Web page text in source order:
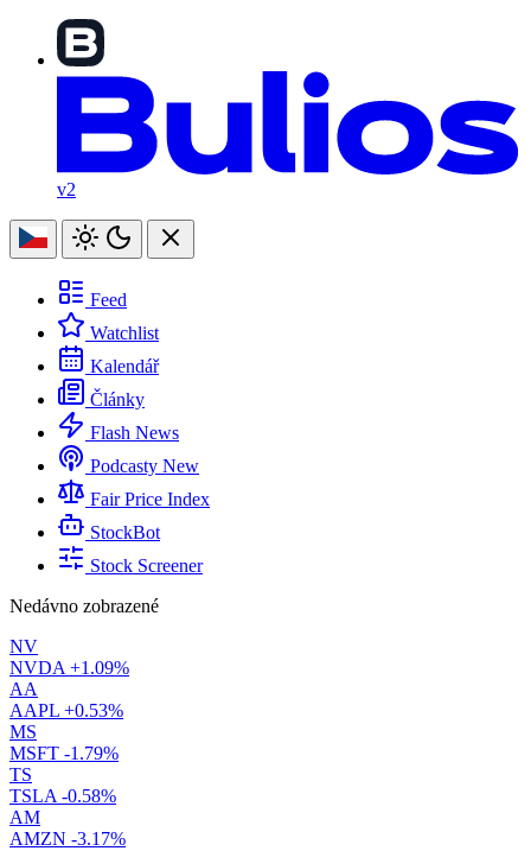
v2
Feed
Watchlist
Kalendář
Články
Flash News
Podcasty New
Fair Price Index
StockBot
Stock Screener
Nedávno zobrazené
NV
NVDA +1.09%
AA
AAPL +0.53%
MS
MSFT -1.79%
TS
TSLA -0.58%
AM
AMZN -3.17%